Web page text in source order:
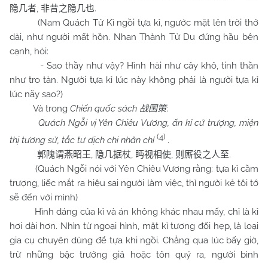
隐几者, 非昔之隐几也.
(Nam Quách Tử Kì ngồi tựa kỉ, ngước mặt lên trời thở
dài, như người mất hồn. Nhan Thành Tử Du đứng hầu bên
cạnh, hỏi:
- Sao thầy như vậy? Hình hài như cây khô, tinh thần
như tro tàn. Người tựa kỉ lúc này không phải là người tựa kỉ
lúc nãy sao?)
Và trong Chiến quốc sách 战国策:
Quách Ngỗi vị Yên Chiêu Vương, ấn kỉ cứ trượng, miện
thị tương sử, tắc tư dịch chi nhân chí(4) .
郭隗谓燕昭王, 隐几据杖, 眄视相使, 则厮役之人至.
(Quách Ngỗi nói với Yên Chiêu Vương rằng: tựa kỉ cầm
trượng, liếc mắt ra hiệu sai người làm việc, thì người kẻ tôi tớ
sẽ đến với mình)
Hình dáng của kỉ và án không khác nhau mấy, chỉ là kỉ
hơi dài hơn. Nhìn từ ngoại hình, mặt kỉ tương đối hẹp, là loại
gia cụ chuyên dùng để tựa khi ngồi. Chẳng qua lúc bấy giờ,
trừ những bậc trưởng giả hoặc tôn quý ra, người bình